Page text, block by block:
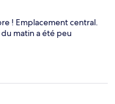
! Emplacement central.
matin a été peu